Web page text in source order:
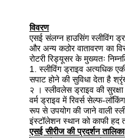
विवरण
एसई संलग्न हाउसिंग स्लीविंग
और अन्य कठोर वातावरण का
रोटरी रिड्यूसर के मुख्यतः
1.
स्लीविंग ड्राइव अत्यधिक
सपाट होने की सुविधा देता है
२
। स्लीवलेस ड्राइव की सुरक्षा
वर्म ड्राइव में रिवर्स सेल्फ-
रूप से उपयोग की जाने वाली
इंस्टॉलेशन स्थान को काफी हद
एसई सीरीज की प्रदर्शन तालिका